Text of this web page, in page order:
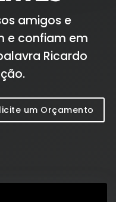
amigos e
e confiam em
Ricardo
um Orçamento